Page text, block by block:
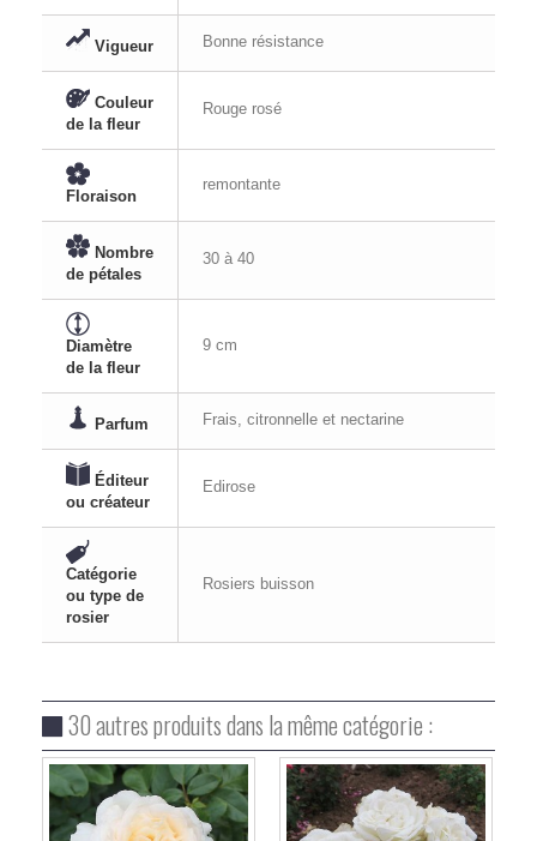
Vigueur Bonne résistance
Couleur
de la fleur
Rouge rosé
Floraison
remontante
Nombre
de pétales
30 à 40
Diamètre
de la fleur
9 cm
Parfum Frais, citronnelle et nectarine
Éditeur
ou créateur
Edirose
Catégorie
ou type de
rosier
Rosiers buisson
30 autres produits dans la même catégorie :